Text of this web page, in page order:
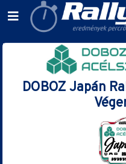
DOBOZ Japán